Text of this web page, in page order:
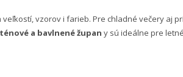
veľkostí, vzorov i farieb. Pre chladné večery aj
a bavlnené župan y sú ideálne pre